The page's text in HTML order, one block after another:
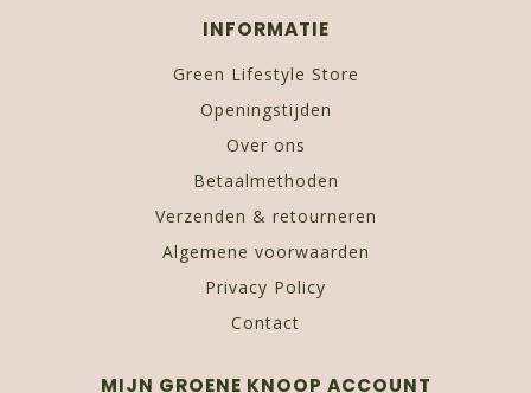
INFORMATIE
Green Lifestyle Store
Openingstijden
Over ons
Betaalmethoden
Verzenden & retourneren
Algemene voorwaarden
Privacy Policy
Contact
MIJN GROENE KNOOP ACCOUNT